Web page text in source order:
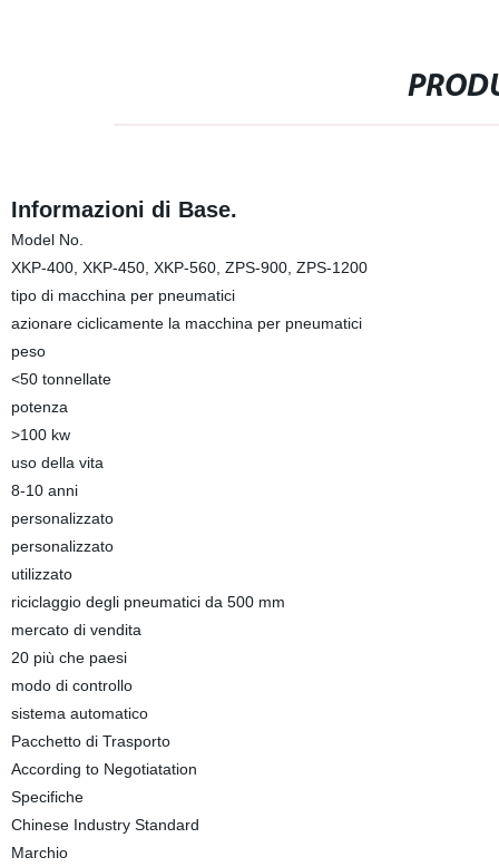
Informazioni di Base.
Model No.
XKP-400, XKP-450, XKP-560, ZPS-900, ZPS-1200
tipo di macchina per pneumatici
azionare ciclicamente la macchina per pneumatici
peso
<50 tonnellate
potenza
>100 kw
uso della vita
8-10 anni
personalizzato
personalizzato
utilizzato
riciclaggio degli pneumatici da 500 mm
mercato di vendita
20 più che paesi
modo di controllo
sistema automatico
Pacchetto di Trasporto
According to Negotiatation
Specifiche
Chinese Industry Standard
Marchio